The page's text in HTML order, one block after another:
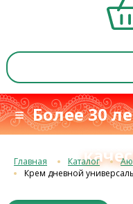
≡ Более 30
Главная Каталог
Крем дневной